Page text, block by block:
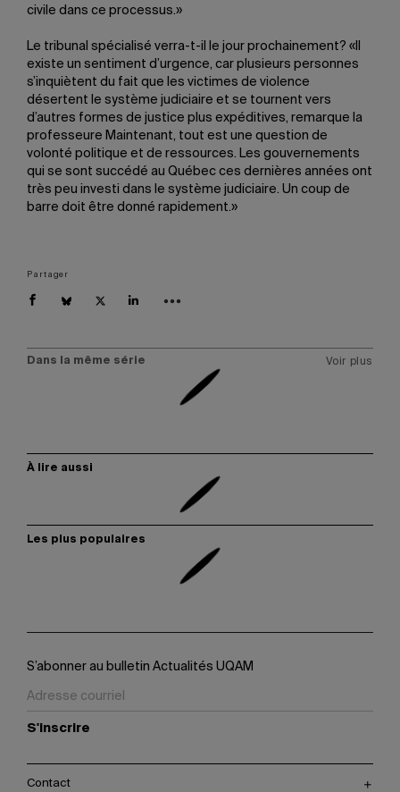
civile dans ce processus.»
Le tribunal spécialisé verra-t-il le jour prochainement? «Il
existe un sentiment d’urgence, car plusieurs personnes
s’inquiètent du fait que les victimes de violence
désertent le système judiciaire et se tournent vers
d’autres formes de justice plus expéditives, remarque la
professeure Maintenant, tout est une question de
volonté politique et de ressources. Les gouvernements
qui se sont succédé au Québec ces dernières années ont
très peu investi dans le système judiciaire. Un coup de
barre doit être donné rapidement.»
Partager
Dans la même série Voir plus
À lire aussi
Les plus populaires
S’abonner au bulletin Actualités UQAM
S'inscrire
Contact